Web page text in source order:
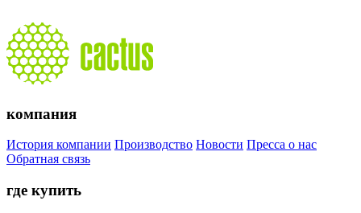
компания
История компании Производство Новости Пресса о нас
Обратная связь
где купить